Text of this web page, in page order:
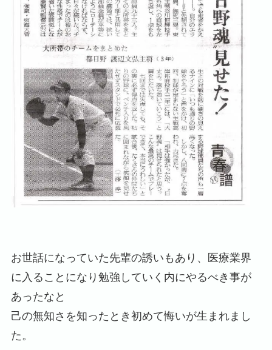
お世話になっていた先輩の誘いもあり、医療業界
に入ることになり勉強していく内にやるべき事が
あったなと
己の無知さを知ったとき初めて悔いが生まれまし
た。